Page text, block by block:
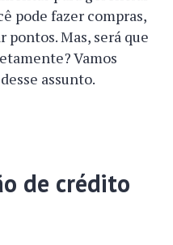
pode fazer compras,
pontos. Mas, será que
Vamos
assunto.
de crédito